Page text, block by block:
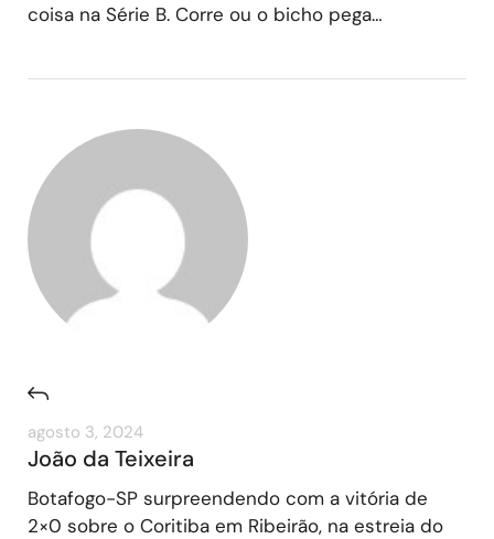
coisa na Série B. Corre ou o bicho pega…
agosto 3, 2024
João da Teixeira
Botafogo-SP surpreendendo com a vitória de
2×0 sobre o Coritiba em Ribeirão, na estreia do